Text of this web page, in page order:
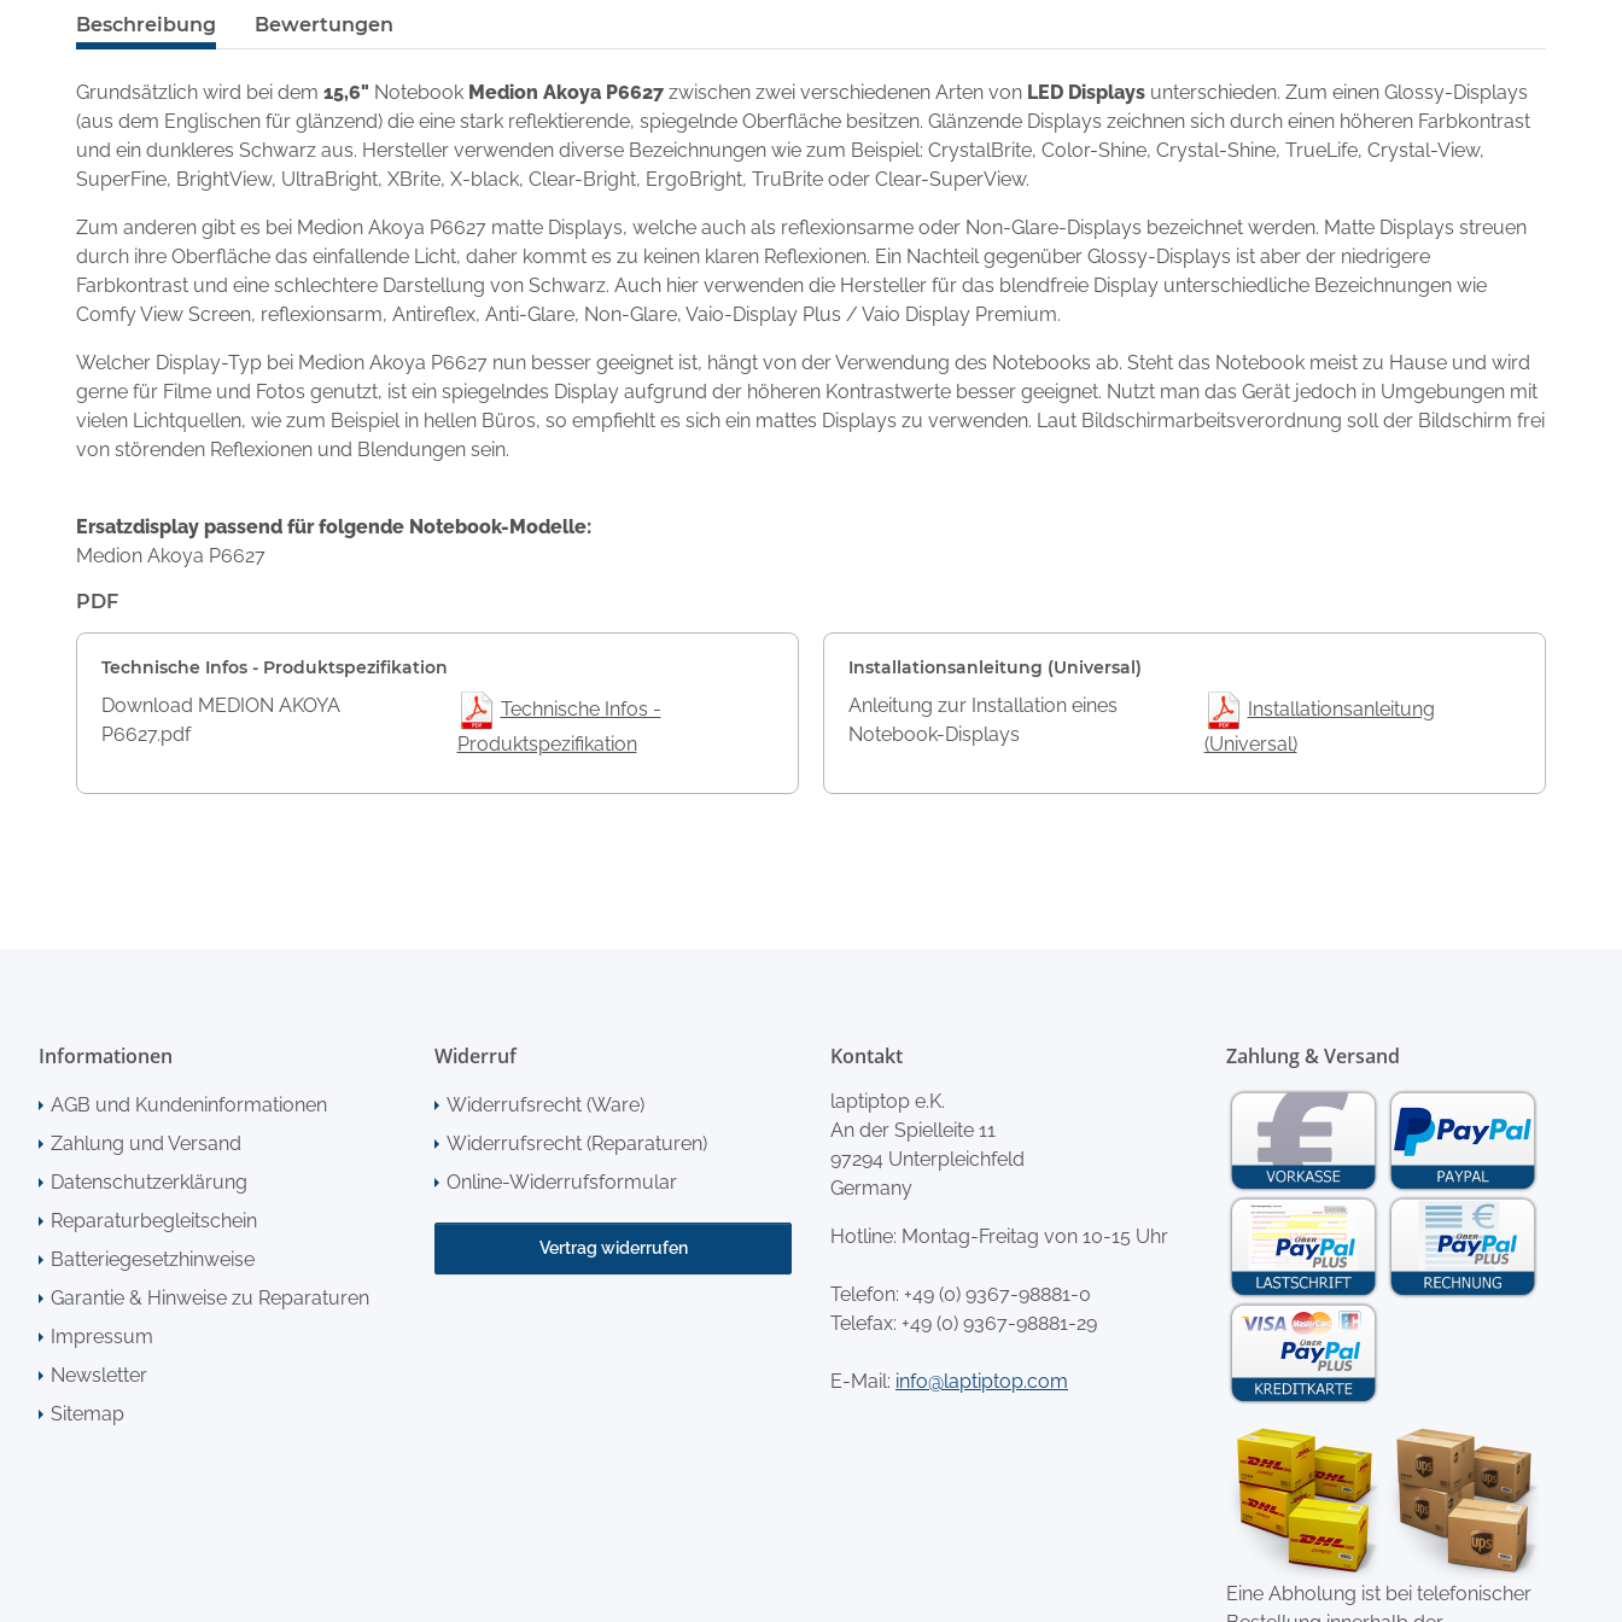
Beschreibung Bewertungen
Grundsätzlich wird bei dem 15,6" Notebook Medion Akoya P6627 zwischen zwei verschiedenen Arten von LED Displays unterschieden. Zum einen Glossy-Displays
(aus dem Englischen für glänzend) die eine stark reflektierende, spiegelnde Oberfläche besitzen. Glänzende Displays zeichnen sich durch einen höheren Farbkontrast
und ein dunkleres Schwarz aus. Hersteller verwenden diverse Bezeichnungen wie zum Beispiel: CrystalBrite, Color-Shine, Crystal-Shine, TrueLife, Crystal-View,
SuperFine, BrightView, UltraBright, XBrite, X-black, Clear-Bright, ErgoBright, TruBrite oder Clear-SuperView.
Zum anderen gibt es bei Medion Akoya P6627 matte Displays, welche auch als reflexionsarme oder Non-Glare-Displays bezeichnet werden. Matte Displays streuen
durch ihre Oberfläche das einfallende Licht, daher kommt es zu keinen klaren Reflexionen. Ein Nachteil gegenüber Glossy-Displays ist aber der niedrigere
Farbkontrast und eine schlechtere Darstellung von Schwarz. Auch hier verwenden die Hersteller für das blendfreie Display unterschiedliche Bezeichnungen wie
Comfy View Screen, reflexionsarm, Antireflex, Anti-Glare, Non-Glare, Vaio-Display Plus / Vaio Display Premium.
Welcher Display-Typ bei Medion Akoya P6627 nun besser geeignet ist, hängt von der Verwendung des Notebooks ab. Steht das Notebook meist zu Hause und wird
gerne für Filme und Fotos genutzt, ist ein spiegelndes Display aufgrund der höheren Kontrastwerte besser geeignet. Nutzt man das Gerät jedoch in Umgebungen mit
vielen Lichtquellen, wie zum Beispiel in hellen Büros, so empfiehlt es sich ein mattes Displays zu verwenden. Laut Bildschirmarbeitsverordnung soll der Bildschirm frei
von störenden Reflexionen und Blendungen sein.
Ersatzdisplay passend für folgende Notebook-Modelle:
Medion Akoya P6627
PDF
Technische Infos - Produktspezifikation
Download MEDION AKOYA
P6627.pdf
Technische Infos -
Produktspezifikation
Installationsanleitung (Universal)
Anleitung zur Installation eines
Notebook-Displays
Installationsanleitung
(Universal)
Informationen
AGB und Kundeninformationen
Zahlung und Versand
Datenschutzerklärung
Reparaturbegleitschein
Batteriegesetzhinweise
Garantie & Hinweise zu Reparaturen
Impressum
Newsletter
Sitemap
Widerruf
Widerrufsrecht (Ware)
Widerrufsrecht (Reparaturen)
Online-Widerrufsformular
Vertrag widerrufen
Kontakt
laptiptop e.K.
An der Spielleite 11
97294 Unterpleichfeld
Germany
Hotline: Montag-Freitag von 10-15 Uhr
Telefon: +49 (0) 9367-98881-0
Telefax: +49 (0) 9367-98881-29
E-Mail: info@laptiptop.com
Zahlung & Versand
Eine Abholung ist bei telefonischer